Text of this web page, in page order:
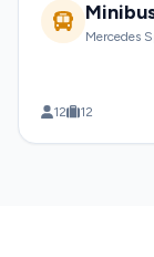
Mercedes
12 12